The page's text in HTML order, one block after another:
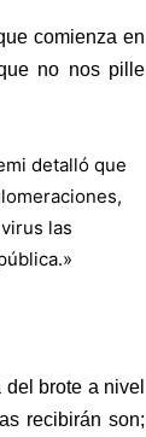
comienza en
no nos pille
detalló que
las
brote a nivel
recibirán son;